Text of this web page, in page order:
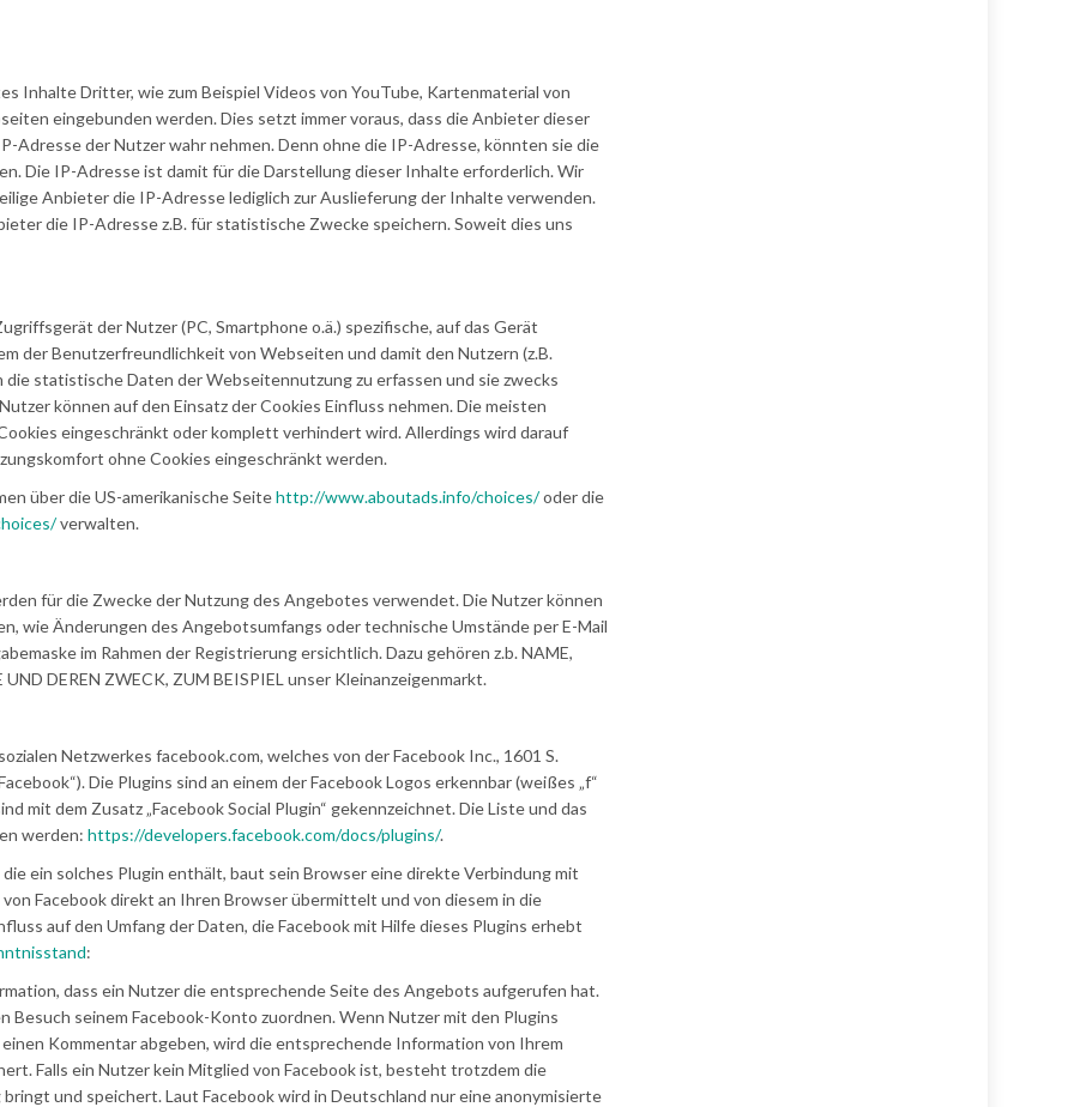
Inhalte Dritter, wie zum Beispiel Videos von YouTube, Kartenmaterial von
eingebunden werden. Dies setzt immer voraus, dass die Anbieter dieser
Adresse der Nutzer wahr nehmen. Denn ohne die IP-Adresse, könnten sie die
Die IP-Adresse ist damit für die Darstellung dieser Inhalte erforderlich. Wir
Anbieter die IP-Adresse lediglich zur Auslieferung der Inhalte verwenden.
die IP-Adresse z.B. für statistische Zwecke speichern. Soweit dies uns
der Nutzer (PC, Smartphone o.ä.) spezifische, auf das Gerät
der Benutzerfreundlichkeit von Webseiten und damit den Nutzern (z.B.
die statistische Daten der Webseitennutzung zu erfassen und sie zwecks
können auf den Einsatz der Cookies Einfluss nehmen. Die meisten
eingeschränkt oder komplett verhindert wird. Allerdings wird darauf
ohne Cookies eingeschränkt werden.
über die US-amerikanische Seitehttp://www.aboutads.info/choices/oder die
verwalten.
für die Zwecke der Nutzung des Angebotes verwendet. Die Nutzer können
wie Änderungen des Angebotsumfangs oder technische Umstände per E-Mail
im Rahmen der Registrierung ersichtlich. Dazu gehören z.b. NAME,
UND DEREN ZWECK, ZUM BEISPIEL unser Kleinanzeigenmarkt.
Netzwerkes facebook.com, welches von der Facebook Inc., 1601 S.
Die Plugins sind an einem der Facebook Logos erkennbar (weißes „f“
mit dem Zusatz „Facebook Social Plugin“ gekennzeichnet. Die Liste und das
werden: https://developers.facebook.com/docs/plugins/.
ein solches Plugin enthält, baut sein Browser eine direkte Verbindung mit
Facebook direkt an Ihren Browser übermittelt und von diesem in die
auf den Umfang der Daten, die Facebook mit Hilfe dieses Plugins erhebt
:
dass ein Nutzer die entsprechende Seite des Angebots aufgerufen hat.
Besuch seinem Facebook-Konto zuordnen. Wenn Nutzer mit den Plugins
Kommentar abgeben, wird die entsprechende Information von Ihrem
Falls ein Nutzer kein Mitglied von Facebook ist, besteht trotzdem die
und speichert. Laut Facebook wird in Deutschland nur eine anonymisierte